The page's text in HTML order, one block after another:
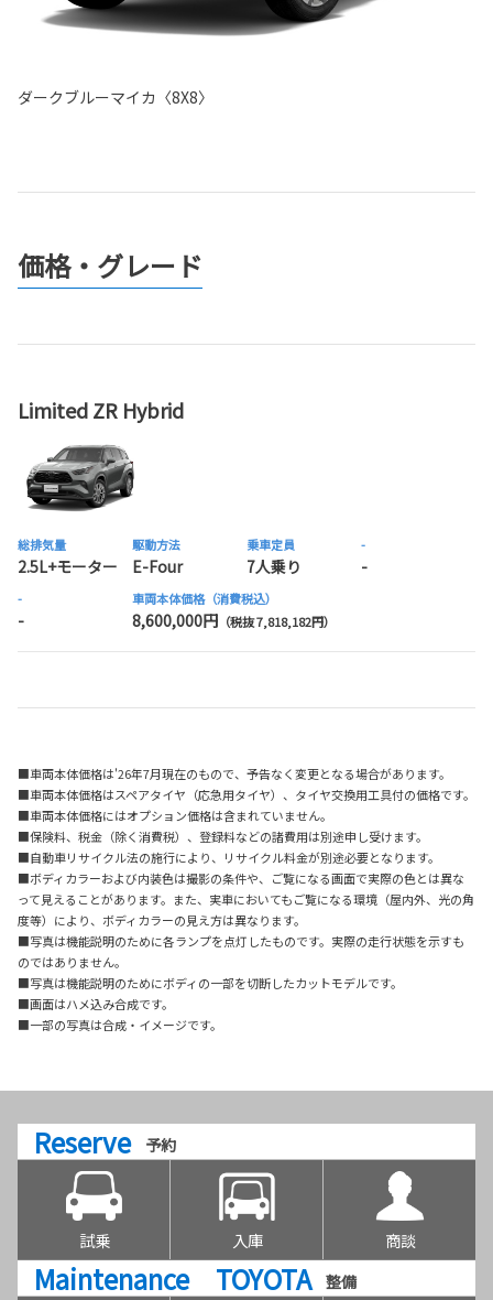
ダークブルーマイカ〈8X8〉
価格・グレード
Limited ZR Hybrid
総排気量
2.5L+モーター
駆動方法
E-Four
乗車定員
7人乗り
-
-
-
-
車両本体価格（消費税込）
8,600,000円 （税抜 7,818,182円）
■車両本体価格は'26年7月現在のもので、予告なく変更となる場合があります。
■車両本体価格はスペアタイヤ（応急用タイヤ）、タイヤ交換用工具付の価格です。
■車両本体価格にはオプション価格は含まれていません。
■保険料、税金（除く消費税）、登録料などの諸費用は別途申し受けます。
■自動車リサイクル法の施行により、リサイクル料金が別途必要となります。
■ボディカラーおよび内装色は撮影の条件や、ご覧になる画面で実際の色とは異な
って見えることがあります。また、実車においてもご覧になる環境（屋内外、光の角
度等）により、ボディカラーの見え方は異なります。
■写真は機能説明のために各ランプを点灯したものです。実際の走行状態を示すも
のではありません。
■写真は機能説明のためにボディの一部を切断したカットモデルです。
■画面はハメ込み合成です。
■一部の写真は合成・イメージです。
Reserve 予約
試乗 入庫 商談
Maintenance TOYOTA 整備